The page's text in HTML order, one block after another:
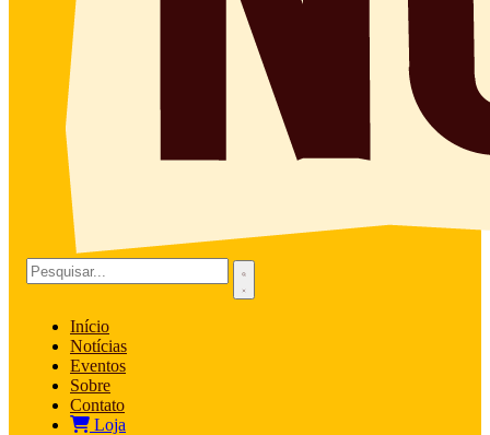
Início
Notícias
Eventos
Sobre
Contato
Loja